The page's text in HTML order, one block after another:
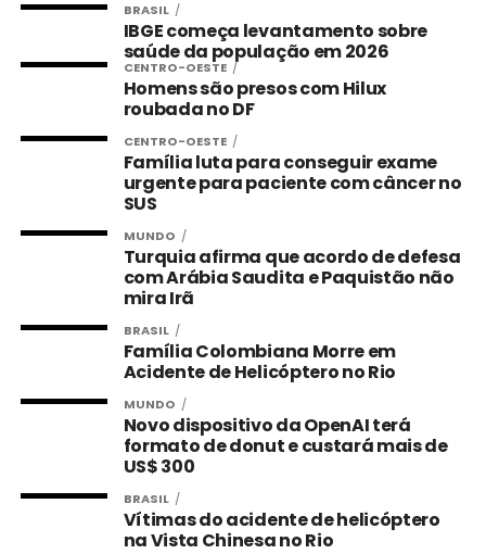
BRASIL
IBGE começa levantamento sobre
saúde da população em 2026
CENTRO-OESTE
Homens são presos com Hilux
roubada no DF
CENTRO-OESTE
Família luta para conseguir exame
urgente para paciente com câncer no
SUS
MUNDO
Turquia afirma que acordo de defesa
com Arábia Saudita e Paquistão não
mira Irã
BRASIL
Família Colombiana Morre em
Acidente de Helicóptero no Rio
MUNDO
Novo dispositivo da OpenAI terá
formato de donut e custará mais de
US$ 300
BRASIL
Vítimas do acidente de helicóptero
na Vista Chinesa no Rio